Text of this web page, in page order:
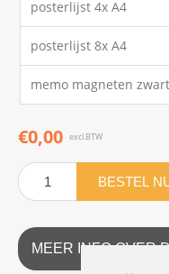
posterlijst 4x A4
posterlijst 8x A4
memo magneten
€0,00 excl.BTW
BESTEL
MEER INFO OVER